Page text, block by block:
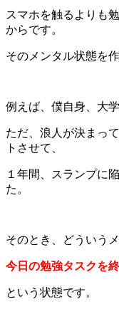
スマホを触るよりも
からです。
そのメンタル状態を
例えば、僕自身、大
ただ、浪人が決まっ
トさせて、
１年間、スランプに
た。
そのとき、どういう
今日の勉強タスクを
という状態です。